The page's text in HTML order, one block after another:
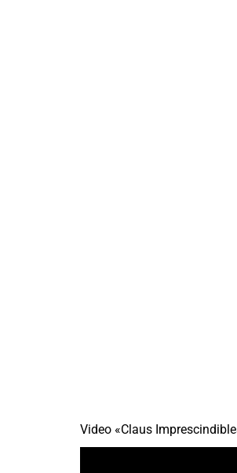
Video «Claus